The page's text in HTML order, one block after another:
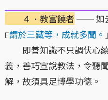
４．教富饒者── 如
୮謂於三藏等，成就多聞。 」
即善知識不只調伏心續
義，善巧宣說教法，令聽
解，故須具足博學功德。